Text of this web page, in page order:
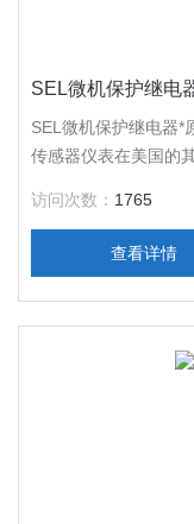
SEL微机保护继电
SEL微机保护继电器*
传感器仪表在美国的
发展战略，产品覆盖
件、仪器仪表、以及
程，暂如：DCS控制
套等，
访问次数： 1765
查看详情